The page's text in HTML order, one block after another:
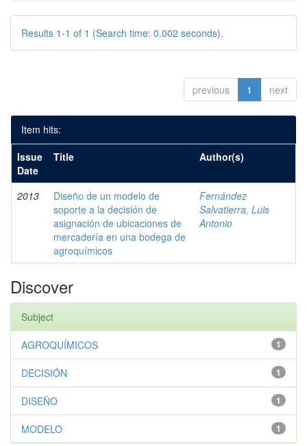
Results 1-1 of 1 (Search time: 0.002 seconds).
previous 1 next
Item hits:
Issue
Date
Title Author(s)
2013
Diseño de un modelo de
soporte a la decisión de
asignación de ubicaciones de
mercadería en una bodega de
agroquímicos
Fernández
Salvatierra, Luis
Antonio
Discover
Subject
1
AGROQUÍMICOS
1
DECISIÓN
1
DISEÑO
1
MODELO